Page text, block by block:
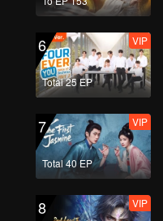
6
Total 25 EP
VIP
7
Total 40 EP
VIP
8 VIP